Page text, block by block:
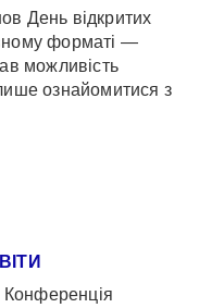
День відкритих
форматі —
можливість
ознайомитися з
Конференція